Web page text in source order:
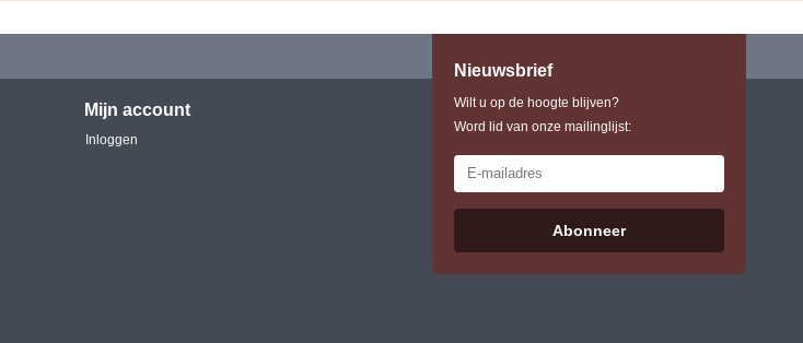
Mijn account
Inloggen
Nieuwsbrief
Wilt u op de hoogte blijven?
Word lid van onze mailinglijst:
Abonneer